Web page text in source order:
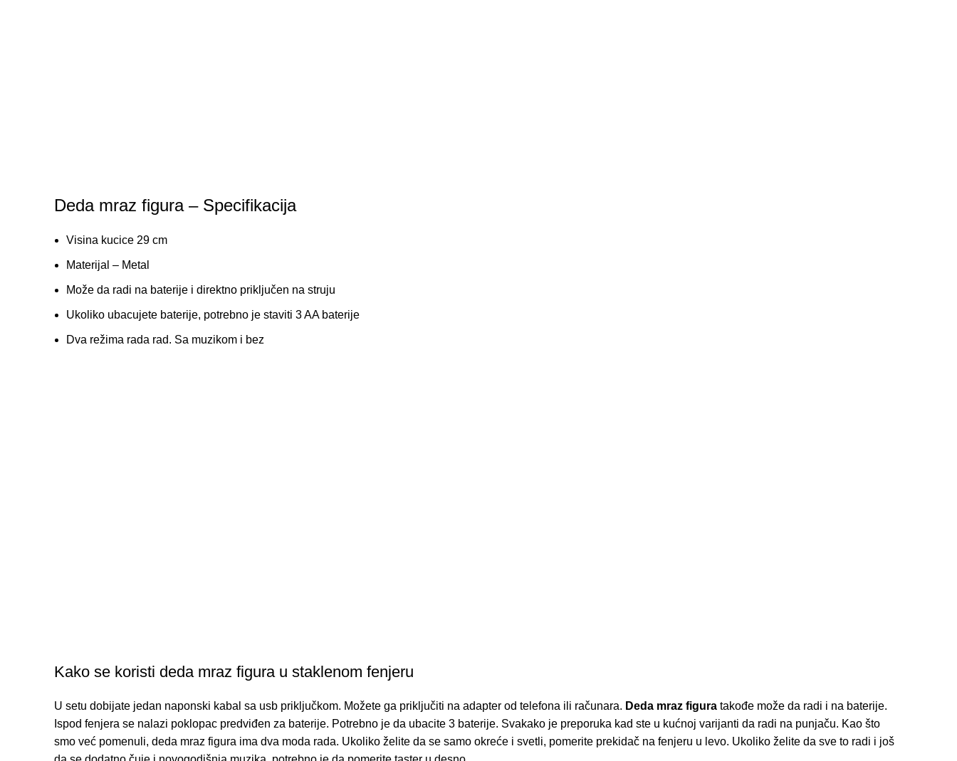
Deda mraz figura – Specifikacija
Visina kucice 29 cm
Materijal – Metal
Može da radi na baterije i direktno priključen na struju
Ukoliko ubacujete baterije, potrebno je staviti 3 AA baterije
Dva režima rada rad. Sa muzikom i bez
Kako se koristi deda mraz figura u staklenom fenjeru
U setu dobijate jedan naponski kabal sa usb priključkom. Možete ga priključiti na adapter od telefona ili računara. Deda mraz figura takođe može da radi i na baterije.
Ispod fenjera se nalazi poklopac predviđen za baterije. Potrebno je da ubacite 3 baterije. Svakako je preporuka kad ste u kućnoj varijanti da radi na punjaču. Kao što
smo već pomenuli, deda mraz figura ima dva moda rada. Ukoliko želite da se samo okreće i svetli, pomerite prekidač na fenjeru u levo. Ukoliko želite da sve to radi i još